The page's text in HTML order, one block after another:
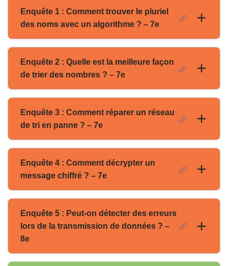
Enquête 1 : Comment trouver le pluriel
des noms avec un algorithme ? – 7e
Enquête 2 : Quelle est la meilleure façon
de trier des nombres ? – 7e
Enquête 3 : Comment réparer un réseau
de tri en panne ? – 7e
Enquête 4 : Comment décrypter un
message chiffré ? – 7e
Enquête 5 : Peut-on détecter des erreurs
lors de la transmission de données ? –
8e